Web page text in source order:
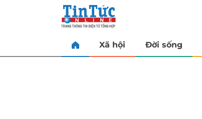
Xã hội Đời sống